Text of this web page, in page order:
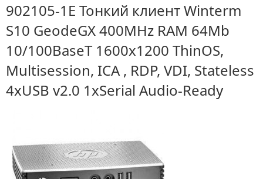
902105-1E Тонкий клиент Winterm
S10 GeodeGX 400MHz RAM 64Mb
10/100BaseT 1600x1200 ThinOS,
Multisession, ICA , RDP, VDI, Stateless
4xUSB v2.0 1xSerial Audio-Ready